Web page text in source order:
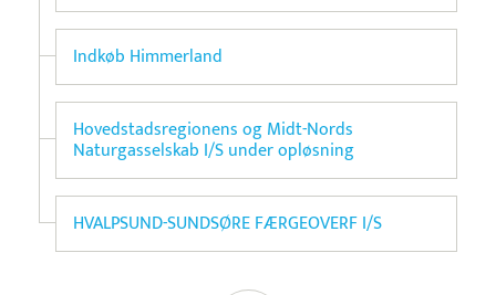
Indkøb Himmerland
Hovedstadsregionens og Midt-Nords
Naturgasselskab I/S under opløsning
HVALPSUND-SUNDSØRE FÆRGEOVERF I/S